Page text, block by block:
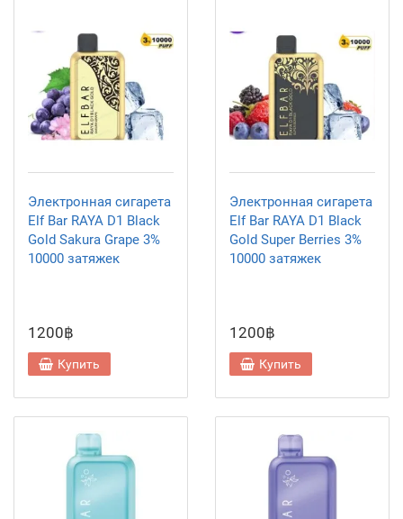
Электронная сигарета
Elf Bar RAYA D1 Black
Gold Sakura Grape 3%
10000 затяжек
1200฿
Купить
Электронная сигарета
Elf Bar RAYA D1 Black
Gold Super Berries 3%
10000 затяжек
1200฿
Купить